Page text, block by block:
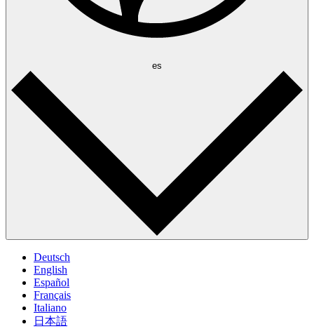
es
Deutsch
English
Español
Français
Italiano
日本語